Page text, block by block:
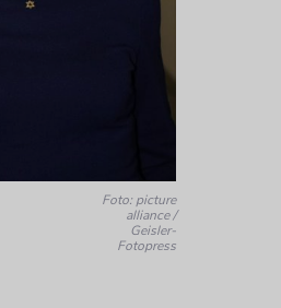
Foto: picture
alliance /
Geisler-
Fotopress